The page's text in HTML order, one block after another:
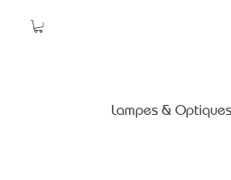
Lampes &